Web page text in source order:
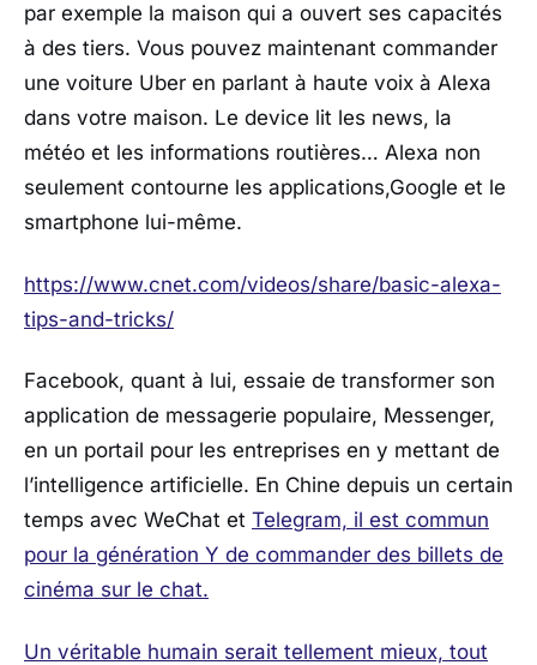
par exemple la maison qui a ouvert ses capacités
à des tiers. Vous pouvez maintenant commander
une voiture Uber en parlant à haute voix à Alexa
dans votre maison. Le device lit les news, la
météo et les informations routières… Alexa non
seulement contourne les applications,Google et le
smartphone lui-même.
https://www.cnet.com/videos/share/basic-alexa-
tips-and-tricks/
Facebook, quant à lui, essaie de transformer son
application de messagerie populaire, Messenger,
en un portail pour les entreprises en y mettant de
l’intelligence artificielle. En Chine depuis un certain
temps avec WeChat et Telegram, il est commun
pour la génération Y de commander des billets de
cinéma sur le chat.
Un véritable humain serait tellement mieux, tout